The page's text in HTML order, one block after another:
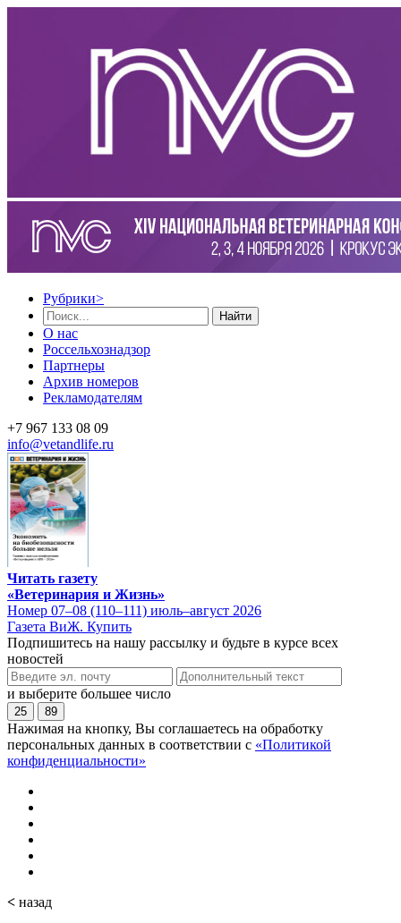
Рубрики>
Найти
О нас
Россельхознадзор
Партнеры
Архив номеров
Рекламодателям
+7 967 133 08 09
info@vetandlife.ru
Читать газету
«Ветеринария и Жизнь»
Номер 07–08 (110–111) июль–август 2026
Газета ВиЖ. Купить
Подпишитесь на нашу рассылку и будьте в курсе всех
новостей
и выберите большее число
25 89
Нажимая на кнопку, Вы соглашаетесь на обработку
персональных данных в соответствии с «Политикой
конфиденциальности»
< назад